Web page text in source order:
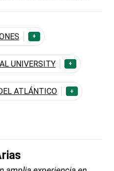
+
UNIVERSITY +
ATLÁNTICO +